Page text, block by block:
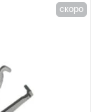
скоро